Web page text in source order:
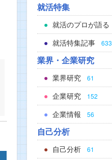
就活特集
就活のプロが語る
就活特集記事 633
業界・企業研究
業界研究 61
企業研究 152
企業情報 56
自己分析
自己分析 61